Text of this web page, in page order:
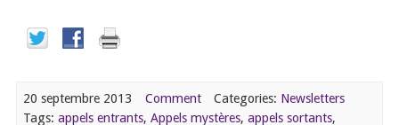
20 septembre 2013 Comment Categories: Newsletters
Tags:appels entrants,Appels mystères,appels sortants,